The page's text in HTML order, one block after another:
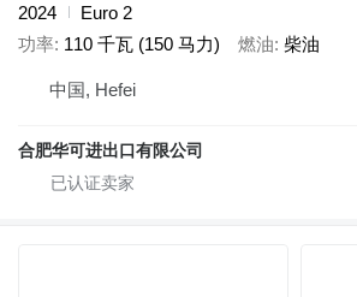
2024
Euro 2
功率 110 千瓦 (150 马力) 燃油 柴油
中国, Hefei
合肥华可进出口有限公司